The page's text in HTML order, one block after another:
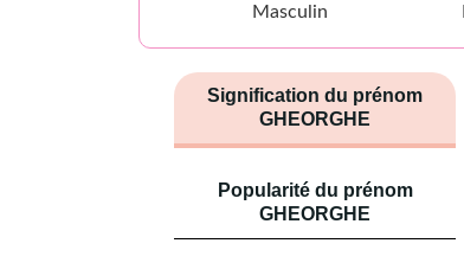
Masculin
Signification du prénom
GHEORGHE
Popularité du prénom
GHEORGHE